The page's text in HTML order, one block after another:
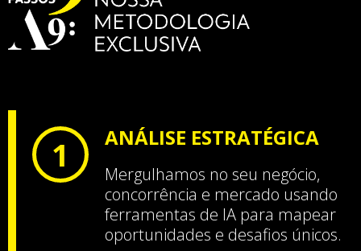
1 ANÁLISE ESTRATÉGICA
Mergulhamos no seu negócio,
concorrência e mercado usando
ferramentas de IA para mapear
oportunidades e desafios únicos.